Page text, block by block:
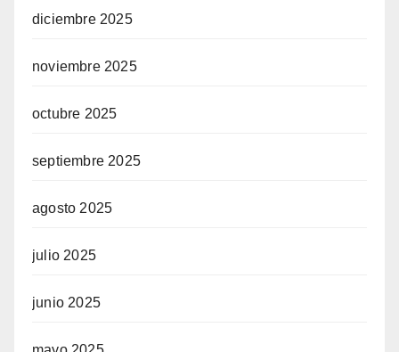
diciembre 2025
noviembre 2025
octubre 2025
septiembre 2025
agosto 2025
julio 2025
junio 2025